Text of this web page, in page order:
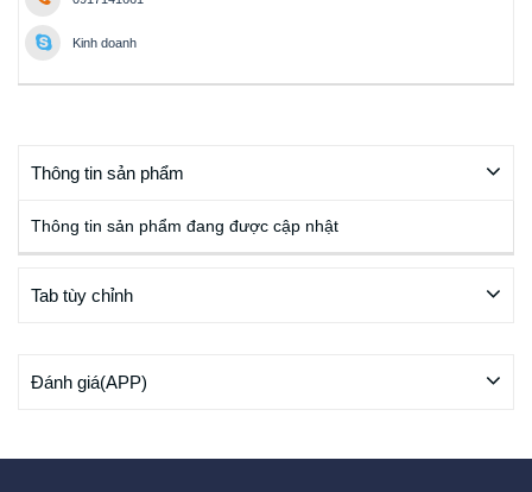
Kinh doanh
Thông tin sản phẩm
Thông tin sản phẩm đang được cập nhật
Tab tùy chỉnh
Đánh giá(APP)